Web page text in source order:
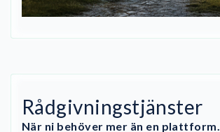
Rådgivningstjänster
När ni behöver mer än en plattform.